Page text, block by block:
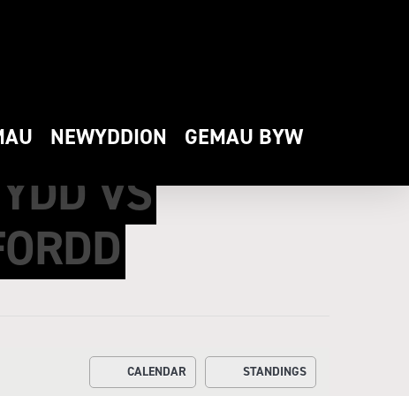
NEWYDDION GEMAU BYW
VS
CALENDAR STANDINGS